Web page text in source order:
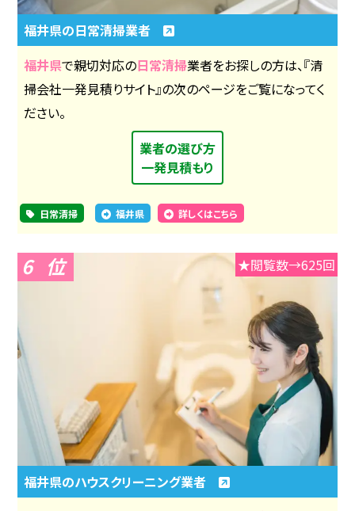
福井県の日常清掃業者
福井県で親切対応の日常清掃業者をお探しの方は、『清
掃会社一発見積りサイト』の次のページをご覧になってく
ださい。
業者の選び方
一発見積もり
日常清掃 福井県 詳しくはこちら
6 ★閲覧数→625回
福井県のハウスクリーニング業者